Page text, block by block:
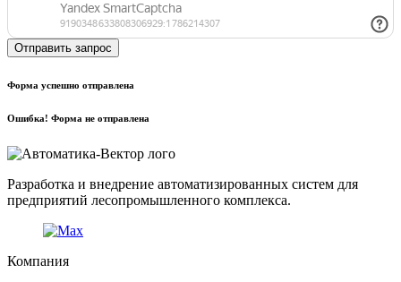
Отправить запрос
Форма успешно отправлена
Ошибка! Форма не отправлена
Разработка и внедрение автоматизированных систем для
предприятий лесопромышленного комплекса.
Компания